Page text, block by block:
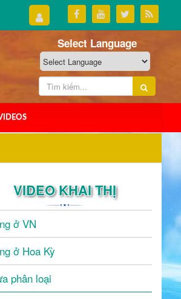
Đại Thừa Tuyệt Đối Luận - phần II
Select Language
VIDEO KHAI THỊ
ở VN
ở Hoa Kỳ
phân loại